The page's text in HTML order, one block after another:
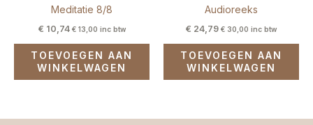
Meditatie 8/8
€ 10,74 €13,00 inc btw
TOEVOEGEN AAN
WINKELWAGEN
Audioreeks
€ 24,79 € 30,00 inc btw
TOEVOEGEN AAN
WINKELWAGEN